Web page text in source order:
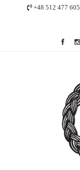
+48 512 477 605